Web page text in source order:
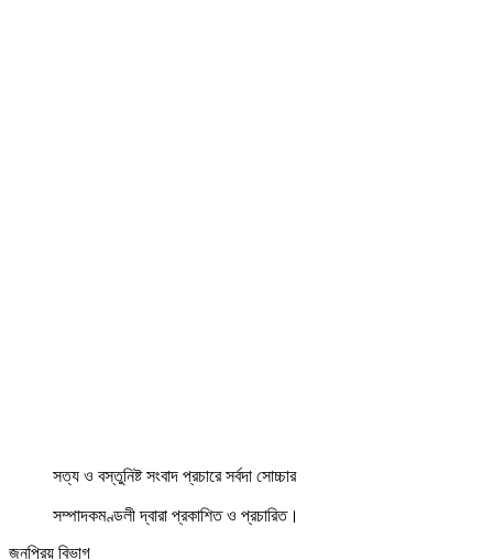
সত্য ও বস্তুনিষ্ট সংবাদ প্রচারে সর্বদা সোচ্চার
সম্পাদকমণ্ডলী দ্বারা প্রকাশিত ও প্রচারিত।
জনপ্রিয় বিভাগ